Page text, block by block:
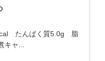
たんぱく質5.0g 脂
ャ...